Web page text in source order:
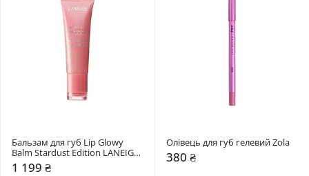
Бальзам для губ Lip Glowy
Balm Stardust Edition LANEIGE
10 г
1 199 ₴
Олівець для губ гелевий Zola
380 ₴